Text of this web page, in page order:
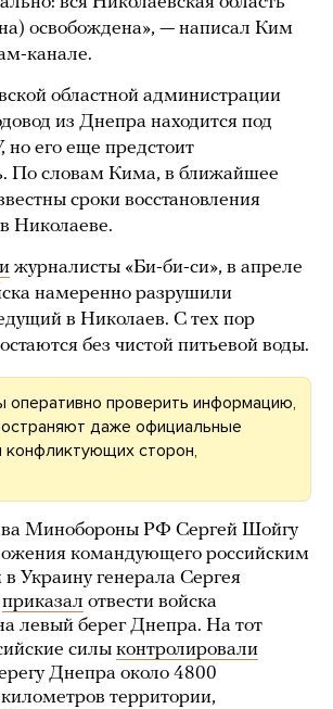
освобождена», — написал Ким
канале.
областной администрации
из Днепра находится под
его еще предстоит
По словам Кима, в ближайшее
сроки восстановления
Николаеве.
журналисты «Би-би-си», в апреле
намеренно разрушили
в Николаев. С тех пор
без чистой питьевой воды.
оперативно проверить информацию,
даже официальные
конфликтующих сторон,
Минобороны РФ Сергей Шойгу
командующего российским
Украину генерала Сергея
приказал отвести войска
левый берег Днепра. На тот
силы контролировали
Днепра около 4800
территории,